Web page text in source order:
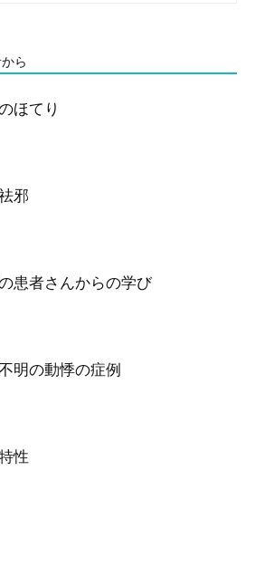
ら
ほてり
邪
患者さんからの学び
明の動悸の症例
性